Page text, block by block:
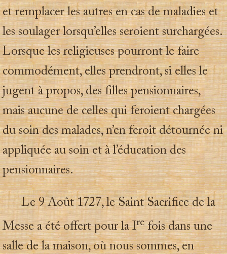
et remplacer les autres en cas de maladies et
les soulager lorsqu’elles seroient surchargées.
Lorsque les religieuses pourront le faire
commodément, elles prendront, si elles le
jugent à propos, des filles pensionnaires,
mais aucune de celles qui feroient chargées
du soin des malades, n’en feroit détournée ni
appliquée au soin et à l’éducation des
pensionnaires.
Le 9 Août 1727, le Saint Sacrifice de la
Messe a été offert pour la Irefois dans une
salle de la maison, où nous sommes, en